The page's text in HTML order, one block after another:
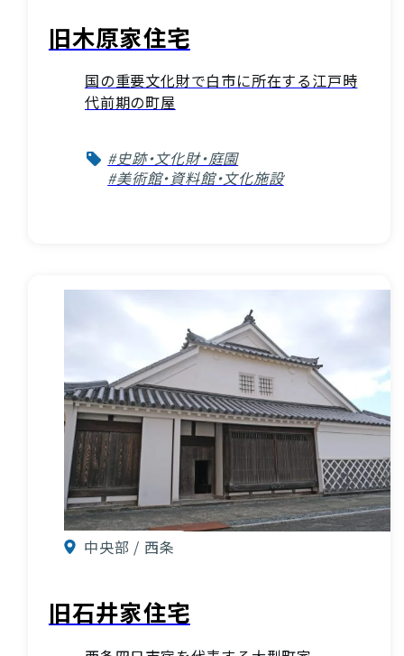
旧木原家住宅
国の重要文化財で白市に所在する江戸時
代前期の町屋
#史跡・文化財・庭園
#美術館・資料館・文化施設
中央部 / 西条
旧石井家住宅